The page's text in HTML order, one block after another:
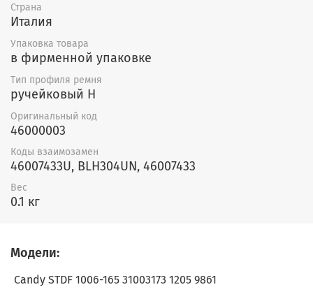
Страна
Италия
Упаковка товара
в фирменной упаковке
Тип профиля ремня
ручейковый H
Оригинальный код
46000003
Коды взаимозамен
46007433U, BLH304UN, 46007433
Вес
0.1 кг
Модели:
Candy STDF 1006-165 31003173 1205 9861